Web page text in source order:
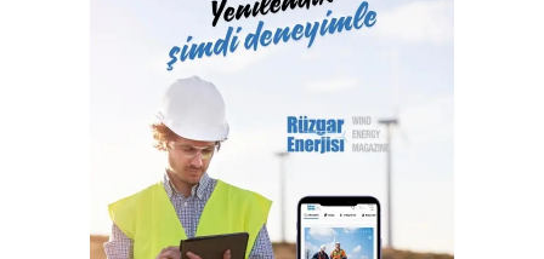
birçok ilki gerçekleştirdik. Kimya sektörüne
kazandırdığımız on üç fuarla sektörün gelişimine ve ülke
ekonomisine katkılarımızı sunduk, sektör için katma değer
olduk. Yüzlerce B2B iş birliğine ev sahipliği yaptık. Bu yıl
aynı anda gerçekleştireceğimiz altı fuar ile yine sektörün
gelişimine ön ayak olacağız ve ülkemizin ticaret hacmine
katkılarımızı sunacağız. 200’ün üzerinde firmayı
ağırlayacağımız fuarlarımız ile sektörün büyümesine katkı
sağlamayı hedefliyoruz “.